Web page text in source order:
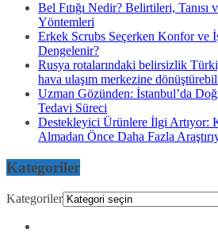
Bel Fıtığı Nedir? Belirtileri, Tanısı
Yöntemleri
Erkek Scrubs Seçerken Konfor ve
Dengelenir?
Rusya rotalarındaki belirsizlik
hava ulaşım merkezine
Uzman Gözünden: İstanbul’da
Tedavi Süreci
Destekleyici Ürünlere İlgi Artıyor:
Almadan Önce Daha Fazla
Kategoriler
Kategoriler